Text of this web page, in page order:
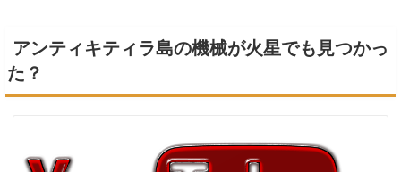
アンティキティラ島の機械が火星でも見つかっ
た？